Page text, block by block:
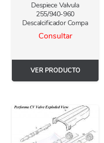
Despiece Valvula
255/940-960
Descalcificador Compa
Consultar
VER PRODUCTO